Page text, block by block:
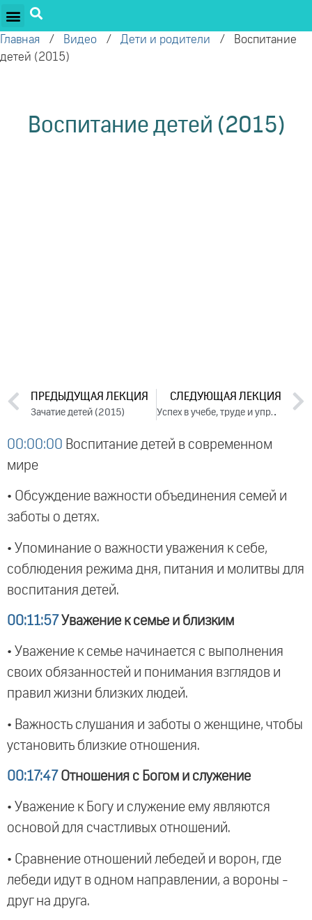
Главная / Видео / Дети и родители /
Воспитание
детей (2015)
Воспитание детей (2015)
ПРЕДЫДУЩАЯ ЛЕКЦИЯ
Зачатие детей (2015)
СЛЕДУЮЩАЯ ЛЕКЦИЯ
Успех в учебе, труде и управлении (2015)
00:00:00 Воспитание детей в современном
мире
• Обсуждение важности объединения семей и
заботы о детях.
• Упоминание о важности уважения к себе,
соблюдения режима дня, питания и молитвы для
воспитания детей.
00:11:57 Уважение к семье и близким
• Уважение к семье начинается с выполнения
своих обязанностей и понимания взглядов и
правил жизни близких людей.
• Важность слушания и заботы о женщине, чтобы
установить близкие отношения.
00:17:47 Отношения с Богом и служение
• Уважение к Богу и служение ему являются
основой для счастливых отношений.
• Сравнение отношений лебедей и ворон, где
лебеди идут в одном направлении, а вороны -
друг на друга.